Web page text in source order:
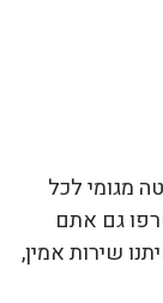
מגומי לכל
גם אתם
שירות אמין,